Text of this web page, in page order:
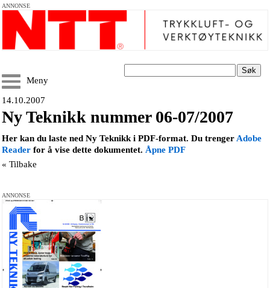
ANNONSE
Søk
Meny
14.10.2007
Ny Teknikk nummer 06-07/2007
Her kan du laste ned Ny Teknikk i PDF-format. Du trenger Adobe
Reader for å vise dette dokumentet. Åpne PDF
« Tilbake
ANNONSE